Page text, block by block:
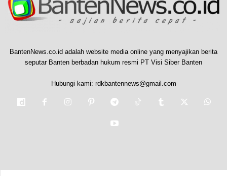
BantenNews.co.id adalah website media online yang menyajikan berita
seputar Banten berbadan hukum resmi PT Visi Siber Banten
Hubungi kami: rdkbantennews@gmail.com